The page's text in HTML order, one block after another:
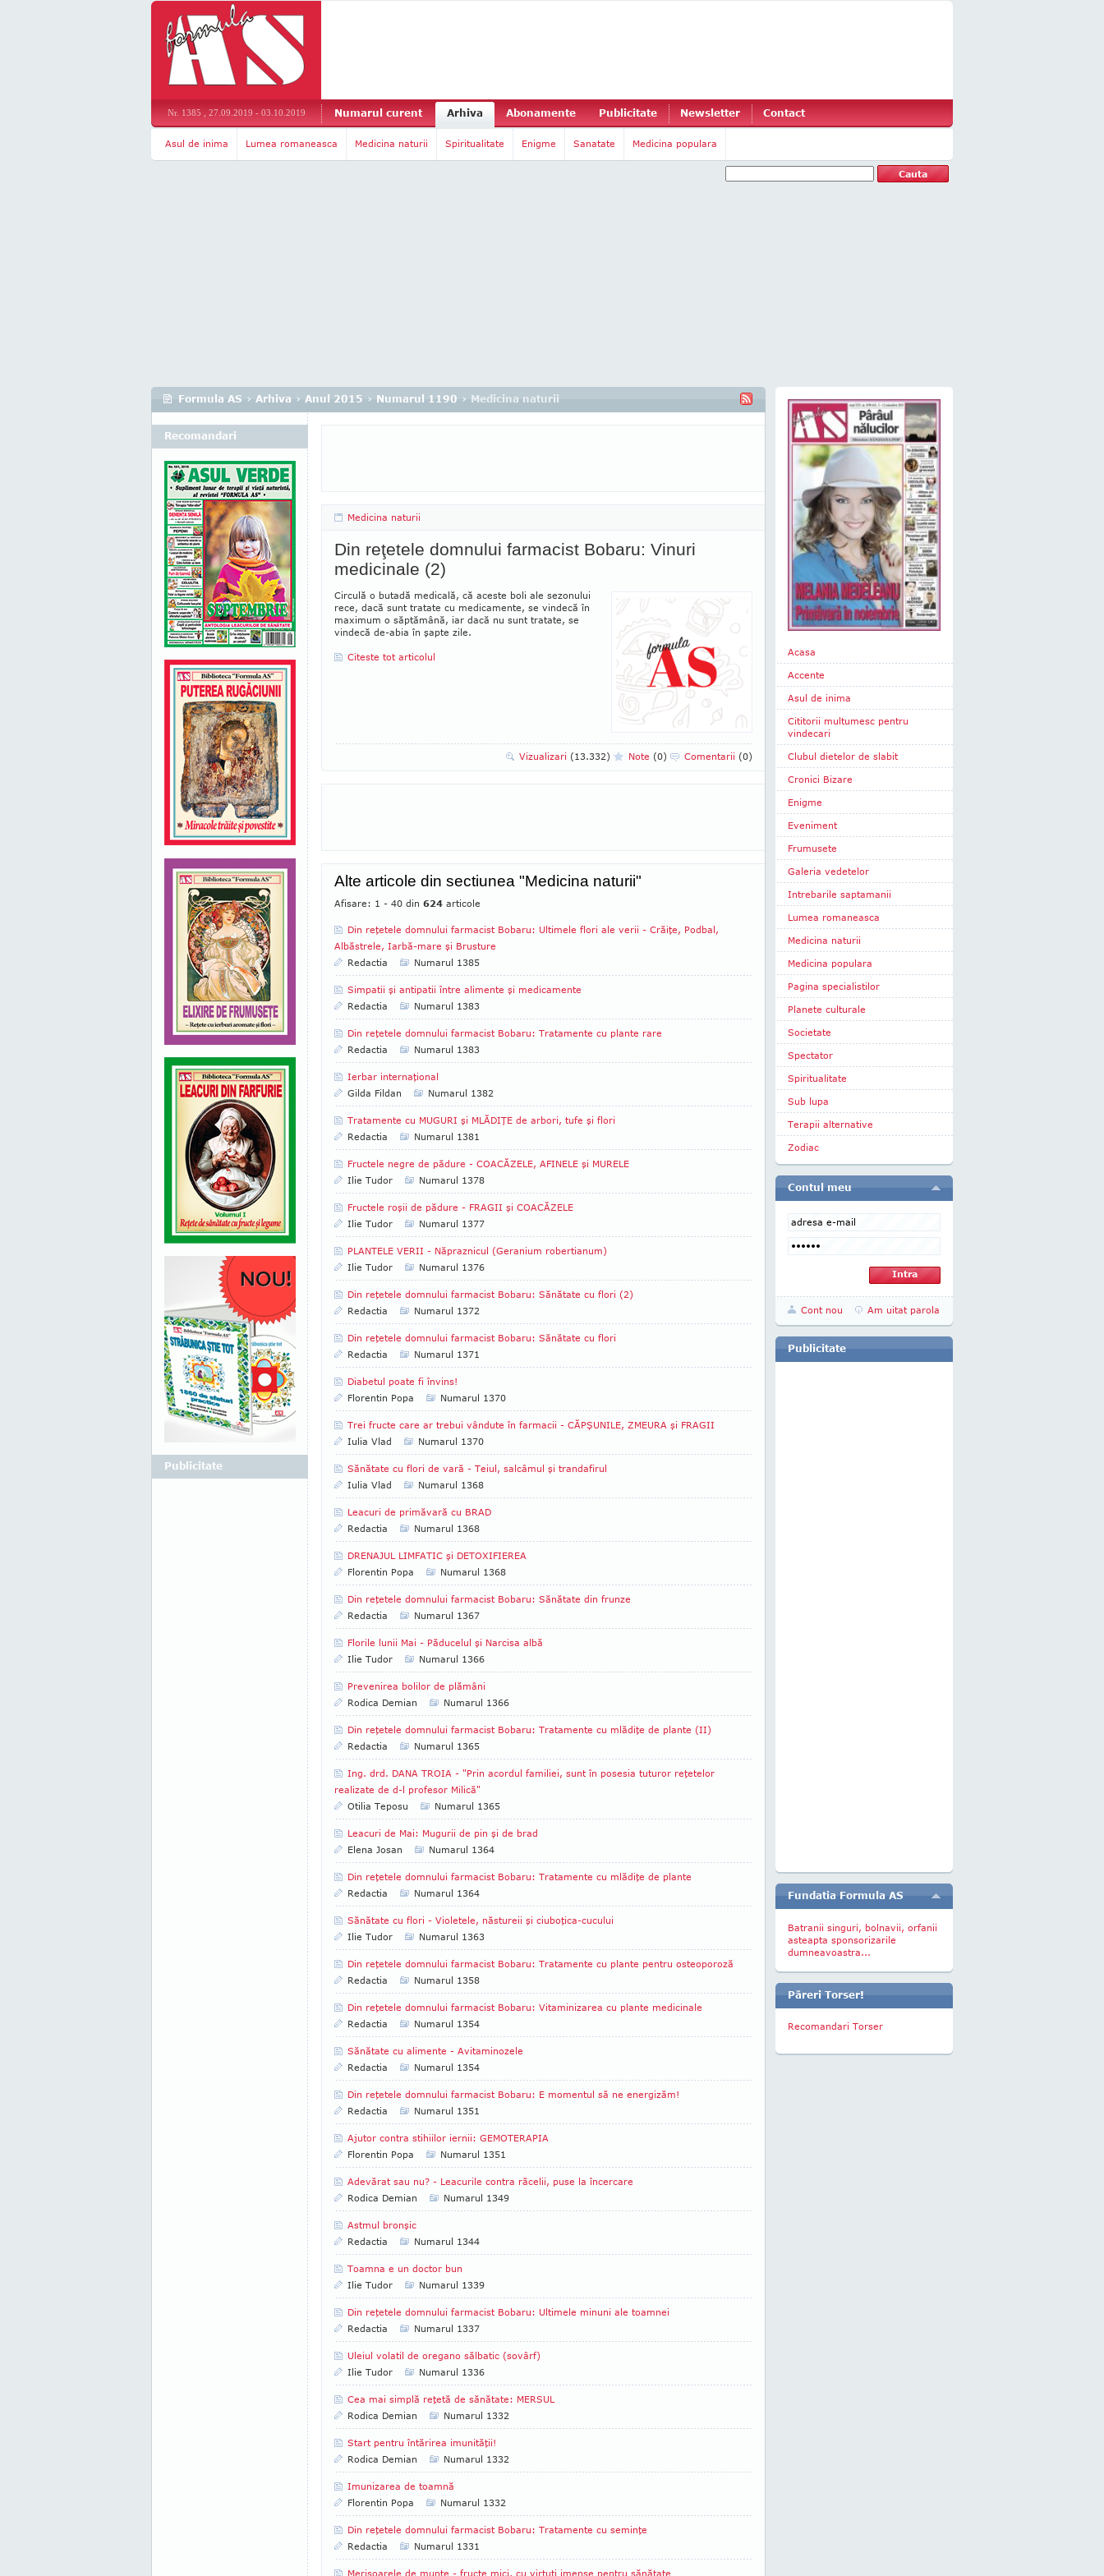
Nr. 1385 , 27.09.2019 - 03.10.2019 Numarul curent Arhiva Abonamente Publicitate Newsletter Contact
Asul de inima Lumea romaneasca Medicina naturii Spiritualitate Enigme Sanatate Medicina populara
Formula AS › Arhiva › Anul 2015 › Numarul 1190 › Medicina naturii
Medicina naturii
Din reţetele domnului farmacist Bobaru: Vinuri
medicinale (2)
Circulă o butadă medicală, că aceste boli ale sezonului
rece, dacă sunt tratate cu me­di­camente, se vindecă în
ma­ximum o săptămână, iar dacă nu sunt tratate, se
vindecă de-abia în şapte zile.
Citeste tot articolul
Vizualizari (13.332) Note (0) Comentarii (0)
Alte articole din sectiunea "Medicina naturii"
Afisare: 1 - 40 din 624 articole
Din reţetele domnului farmacist Bobaru: Ultimele flori ale verii - Crăiţe, Podbal,
Albăstrele, Iarbă-mare şi Brusture
Redactia
Numarul 1385
Simpatii şi antipatii între alimente şi medicamente
Redactia
Numarul 1383
Din reţetele domnului farmacist Bobaru: Tratamente cu plante rare
Redactia
Numarul 1383
Ierbar internaţional
Gilda Fildan
Numarul 1382
Tratamente cu MUGURI şi MLĂDIŢE de arbori, tufe şi flori
Redactia
Numarul 1381
Fructele negre de pădure - COACĂZELE, AFINELE şi MURELE
Ilie Tudor
Numarul 1378
Fructele roşii de pădure - FRAGII şi COACĂZELE
Ilie Tudor
Numarul 1377
PLANTELE VERII - Năpraznicul (Geranium ro­ber­tianum)
Ilie Tudor
Numarul 1376
Din reţetele domnului farmacist Bobaru: Sănătate cu flori (2)
Redactia
Numarul 1372
Din reţetele domnului farmacist Bobaru: Sănătate cu flori
Redactia
Numarul 1371
Diabetul poate fi învins!
Florentin Popa
Numarul 1370
Trei fructe care ar trebui vândute în farmacii - CĂPŞUNILE, ZMEURA şi FRAGII
Iulia Vlad
Numarul 1370
Sănătate cu flori de vară - Teiul, salcâmul şi trandafirul
Iulia Vlad
Numarul 1368
Leacuri de primăvară cu BRAD
Redactia
Numarul 1368
DRENAJUL LIMFATIC şi DETOXIFIEREA
Florentin Popa
Numarul 1368
Din reţetele domnului farmacist Bobaru: Sănătate din frunze
Redactia
Numarul 1367
Florile lunii Mai - Păducelul şi Narcisa albă
Ilie Tudor
Numarul 1366
Prevenirea bolilor de plămâni
Rodica Demian
Numarul 1366
Din reţetele domnului farmacist Bobaru: Tratamente cu mlădiţe de plante (II)
Redactia
Numarul 1365
Ing. drd. DANA TROIA - "Prin acordul familiei, sunt în posesia tuturor reţetelor
realizate de d-l profesor Milică"
Otilia Teposu
Numarul 1365
Leacuri de Mai: Mugurii de pin şi de brad
Elena Josan
Numarul 1364
Din reţetele domnului farmacist Bobaru: Tratamente cu mlădiţe de plante
Redactia
Numarul 1364
Sănătate cu flori - Violetele, năstureii şi ciuboţica-cucului
Ilie Tudor
Numarul 1363
Din reţetele domnului farmacist Bobaru: Tratamente cu plante pentru osteoporoză
Redactia
Numarul 1358
Din reţetele domnului farmacist Bobaru: Vitaminizarea cu plante medicinale
Redactia
Numarul 1354
Sănătate cu alimente - Avitaminozele
Redactia
Numarul 1354
Din reţetele domnului farmacist Bobaru: E momentul să ne energizăm!
Redactia
Numarul 1351
Ajutor contra stihiilor iernii: GEMOTERAPIA
Florentin Popa
Numarul 1351
Adevărat sau nu? - Leacurile contra răcelii, puse la încercare
Rodica Demian
Numarul 1349
Astmul bronşic
Redactia
Numarul 1344
Toamna e un doctor bun
Ilie Tudor
Numarul 1339
Din reţetele domnului farmacist Bobaru: Ultimele minuni ale toamnei
Redactia
Numarul 1337
Uleiul volatil de oregano sălbatic (sovârf)
Ilie Tudor
Numarul 1336
Cea mai simplă reţetă de sănătate: MERSUL
Rodica Demian
Numarul 1332
Start pentru întărirea imunităţii!
Rodica Demian
Numarul 1332
Imunizarea de toamnă
Florentin Popa
Numarul 1332
Din reţetele domnului farmacist Bobaru: Tratamente cu seminţe
Redactia
Numarul 1331
Merişoarele de munte - fructe mici, cu virtuţi imense pentru sănătate
Recomandari
Publicitate
Acasa
Accente
Asul de inima
Cititorii multumesc pentru
vindecari
Clubul dietelor de slabit
Cronici Bizare
Enigme
Eveniment
Frumusete
Galeria vedetelor
Intrebarile saptamanii
Lumea romaneasca
Medicina naturii
Medicina populara
Pagina specialistilor
Planete culturale
Societate
Spectator
Spiritualitate
Sub lupa
Terapii alternative
Zodiac
Contul meu
Cont nou Am uitat parola
Publicitate
Fundatia Formula AS
Batranii singuri, bolnavii, orfanii
asteapta sponsorizarile
dumneavoastra...
Păreri Torser!
Recomandari Torser